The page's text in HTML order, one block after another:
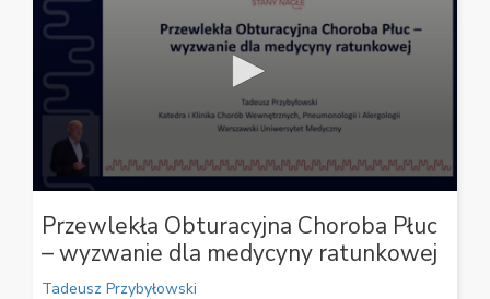
seconds
of
59
seconds
Przewlekła Obturacyjna Choroba Płuc
– wyzwanie dla medycyny ratunkowej
Tadeusz Przybyłowski